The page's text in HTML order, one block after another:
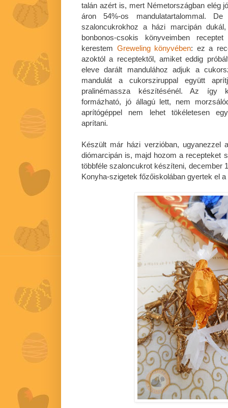
talán azért is, mert Németországban elég
áron 54%-os mandulatartalommal.
szaloncukrokhoz a házi marcipán
bonbonos-csokis könyveimben
kerestem Greweling könyvében: ez a
azoktól a receptektől, amiket eddig
eleve darált mandulához adjuk a
mandulát a cukorsziruppal együtt
pralinémassza készítésénél. Az így
formázható, jó állagú lett, nem
aprítógéppel nem lehet tökéletesen
aprítani.
Készült már házi verzióban, ugyanezzel
diómarcipán is, majd hozom a recepteket
többféle szaloncukrot készíteni, december
Konyha-szigetek főzőiskolában gyertek el